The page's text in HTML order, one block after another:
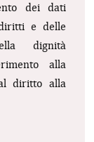
dei dati
e delle
dignità
alla
diritto alla